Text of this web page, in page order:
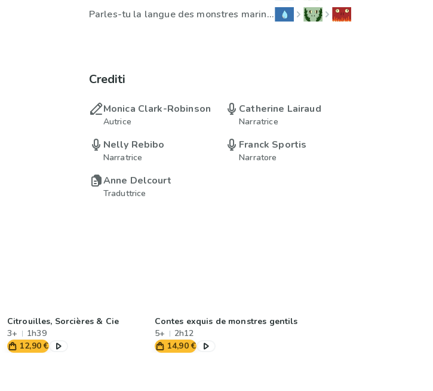
Parles-tu la langue des monstres marins ?
Crediti
Monica Clark-Robinson
Autrice
Catherine Lairaud
Narratrice
Nelly Rebibo
Narratrice
Franck Sportis
Narratore
Anne Delcourt
Traduttrice
Citrouilles, Sorcières & Cie
3+
1h39
12,90 €
Contes exquis de monstres gentils
5+
2h12
14,90 €